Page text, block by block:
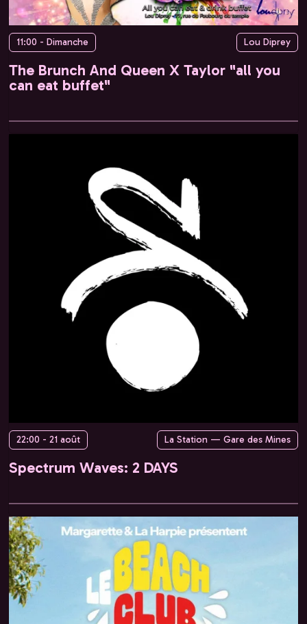
11:00 - Dimanche Lou Diprey
The Brunch And Queen X Taylor "all you
can eat buffet"
22:00 - 21 août La Station — Gare des Mines
Spectrum Waves: 2 DAYS